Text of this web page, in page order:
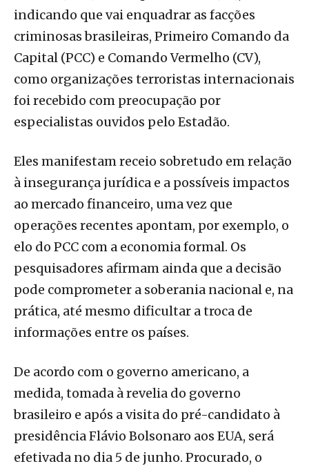
indicando que vai enquadrar as facções
criminosas brasileiras, Primeiro Comando da
Capital (PCC) e Comando Vermelho (CV),
como organizações terroristas internacionais
foi recebido com preocupação por
especialistas ouvidos pelo Estadão.
Eles manifestam receio sobretudo em relação
à insegurança jurídica e a possíveis impactos
ao mercado financeiro, uma vez que
operações recentes apontam, por exemplo, o
elo do PCC com a economia formal. Os
pesquisadores afirmam ainda que a decisão
pode comprometer a soberania nacional e, na
prática, até mesmo dificultar a troca de
informações entre os países.
De acordo com o governo americano, a
medida, tomada à revelia do governo
brasileiro e após a visita do pré-candidato à
presidência Flávio Bolsonaro aos EUA, será
efetivada no dia 5 de junho. Procurado, o